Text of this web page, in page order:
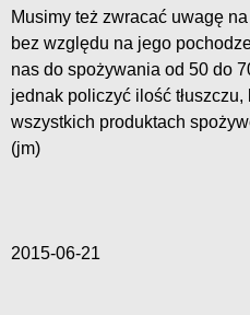
Musimy też zwracać uwagę
bez względu na jego
nas do spożywania od 50 do
jednak policzyć ilość
wszystkich produktach
(jm)
2015-06-21